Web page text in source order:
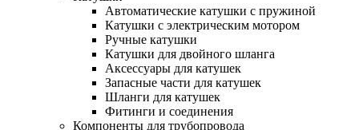
Автоматические катушки с пружиной
Катушки с электрическим мотором
Ручные катушки
Катушки для двойного шланга
Аксессуары для катушек
Запасные части для катушек
Шланги для катушек
Фитинги и соединения
Компоненты для трубопровода